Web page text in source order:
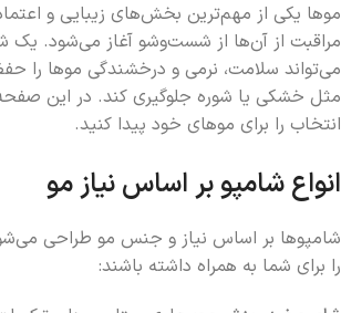
موها یکی از مهم‌ترین بخش‌های زیبایی و
مراقبت از آن‌ها از شست‌وشو آغاز می‌شود. یک
می‌تواند سلامت، نرمی و درخشندگی موها را
مثل خشکی یا شوره جلوگیری کند. در این
انتخاب را برای موهای خود پیدا کنید.
انواع شامپو بر اساس نیاز مو
شامپوها بر اساس نیاز و جنس مو طراحی
را برای شما به همراه داشته باشند: